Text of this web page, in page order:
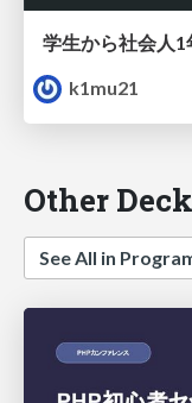
学生から社会人1
k1mu21
Other
See All in